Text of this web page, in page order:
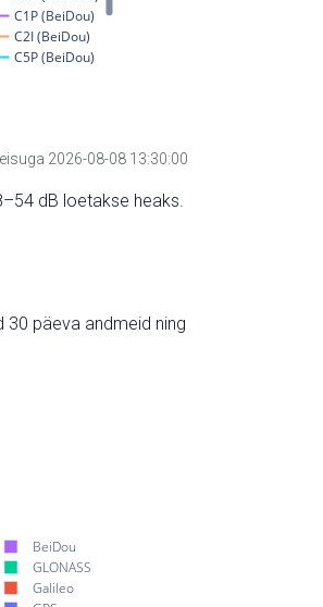
2026-08-08 13:30:00
dB loetakse heaks.
päeva andmeid ning
BeiDou
GLONASS
Galileo